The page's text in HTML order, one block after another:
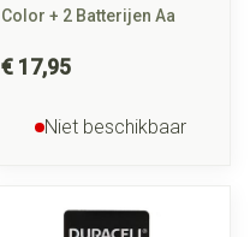
Color + 2 Batterijen Aa
€ 17,95
Niet beschikbaar